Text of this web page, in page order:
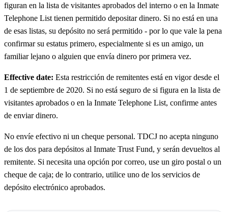
figuran en la lista de visitantes aprobados del interno o en la Inmate
Telephone List tienen permitido depositar dinero. Si no está en una
de esas listas, su depósito no será permitido - por lo que vale la pena
confirmar su estatus primero, especialmente si es un amigo, un
familiar lejano o alguien que envía dinero por primera vez.
Effective date: Esta restricción de remitentes está en vigor desde el
1 de septiembre de 2020. Si no está seguro de si figura en la lista de
visitantes aprobados o en la Inmate Telephone List, confirme antes
de enviar dinero.
No envíe efectivo ni un cheque personal. TDCJ no acepta ninguno
de los dos para depósitos al Inmate Trust Fund, y serán devueltos al
remitente. Si necesita una opción por correo, use un giro postal o un
cheque de caja; de lo contrario, utilice uno de los servicios de
depósito electrónico aprobados.